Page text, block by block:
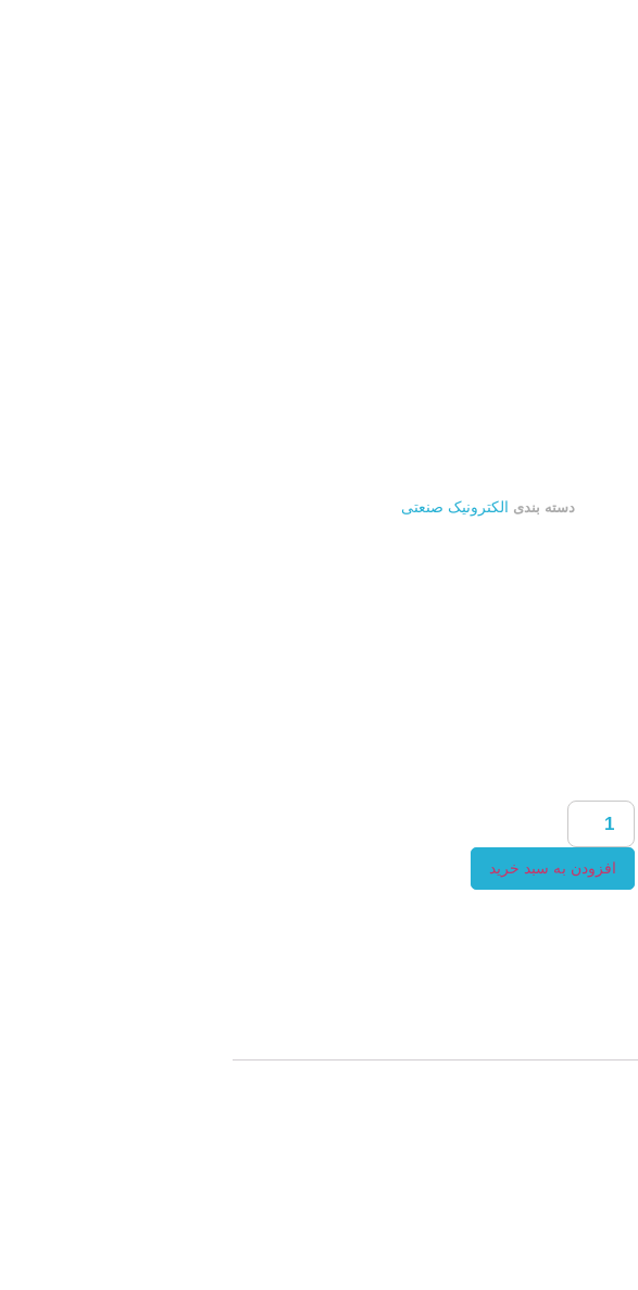
دسته بندی الکترونیک صنعتی
افزودن به سبد خرید